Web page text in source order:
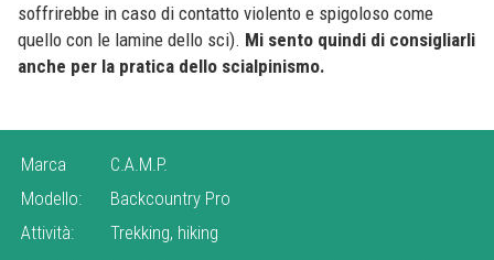
soffrirebbe in caso di contatto violento e spigoloso come
quello con le lamine dello sci). Mi sento quindi di consigliarli
anche per la pratica dello scialpinismo.
Marca
C.A.M.P.
Modello:
Backcountry Pro
Attività:
Trekking, hiking